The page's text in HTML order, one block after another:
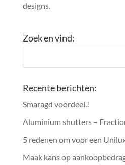
designs.
Zoek en vind:
Recente berichten:
Smaragd voordeel.!
Aluminium shutters –
5 redenen om voor een
Maak kans op